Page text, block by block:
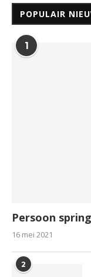
POPULAIR
1
Persoon
16 mei 2021
2